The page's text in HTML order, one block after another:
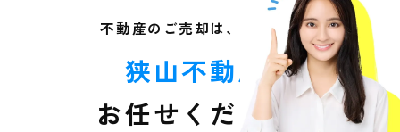
不動産のご売却は、地域密着の
狭山不動産に
お任せください。